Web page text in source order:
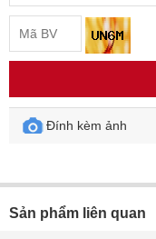
Đính kèm ảnh
Sản phẩm liên quan